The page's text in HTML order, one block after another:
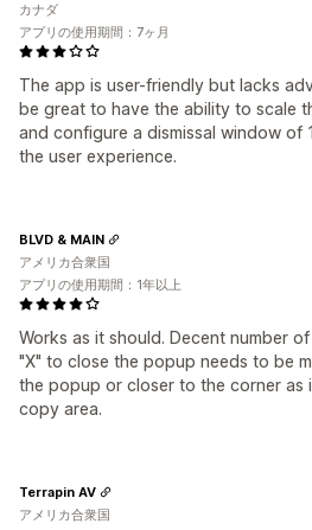
The app is user-friendly but lacks
be great to have the ability to scale
and configure a dismissal window of
the user experience.
カナダ
アプリの使用期間：7ヶ月
Works as it should. Decent number
"X" to close the popup needs to be
the popup or closer to the corner as
copy area.
BLVD & MAIN
アメリカ合衆国
アプリの使用期間：1年以上
Terrapin AV
アメリカ合衆国